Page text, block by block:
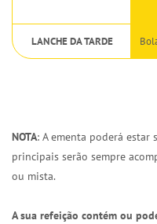
LANCHE DA TARDE
NOTA: A ementa poderá estar
principais serão sempre
ou mista.
A sua refeição contém ou